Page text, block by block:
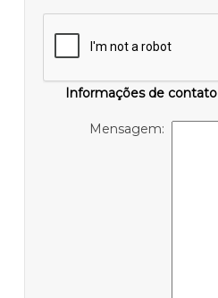
Informações de
Mensagem: